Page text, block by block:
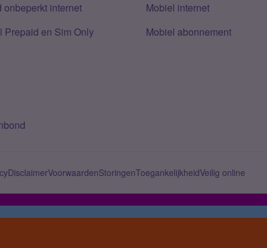
onbeperkt internet
Prepaid en Sim Only
Mobiel internet
Mobiel abonnement
DisclaimerVoorwaardenStoringenToegankelijkheidVeilig online